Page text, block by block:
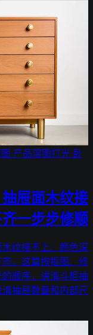
产品溶图打光 卧
屉面木纹接
一步步修顺
纹接不上、颜色深
。这篇按抠图、修
顺序，讲清斗柜抽
抽屉数量和内部尺